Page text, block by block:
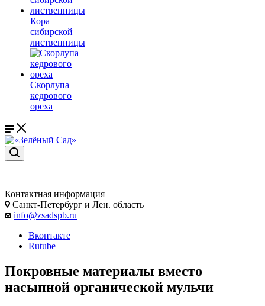
Кора
сибирской
лиственницы
Скорлупа
кедрового
ореха
Контактная информация
Санкт-Петербург и Лен. область
info@zsadspb.ru
Вконтакте
Rutube
Покровные материалы вместо
насыпной органической мульчи